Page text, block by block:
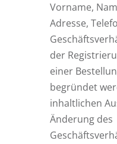
Vorname,
Adresse,
der
einer
begründet
inhaltlichen
Änderung des